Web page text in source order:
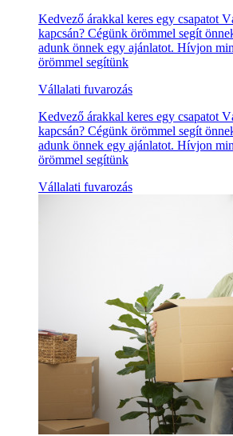
Kedvező árakkal keres egy csapatot
kapcsán? Cégünk örömmel segít
adunk önnek egy ajánlatot. Hívjon
örömmel segítünk
Vállalati fuvarozás
Kedvező árakkal keres egy csapatot
kapcsán? Cégünk örömmel segít
adunk önnek egy ajánlatot. Hívjon
örömmel segítünk
Vállalati fuvarozás